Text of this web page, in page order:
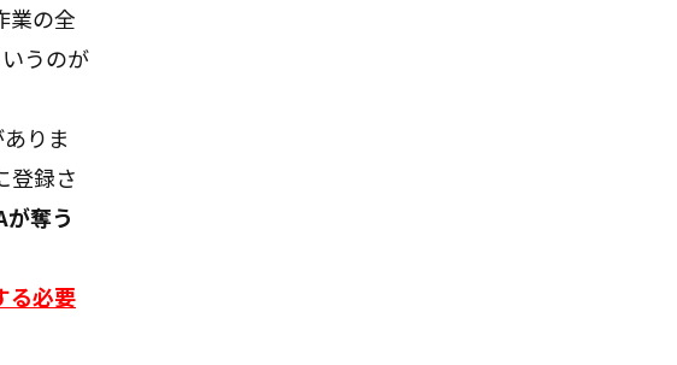
業の全
うのが
りま
登録さ
奪う
る必要